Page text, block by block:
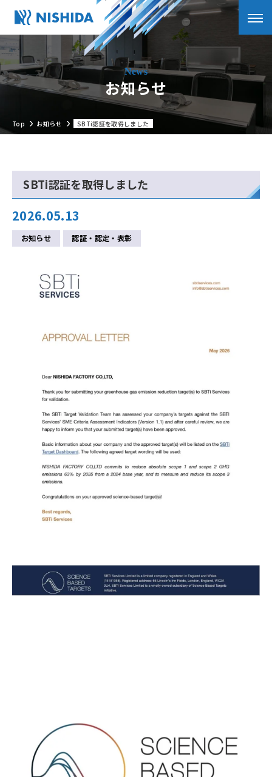
お知らせ
Top お知らせ SBTi認証を取得しました
SBTi認証を取得しました
2026.05.13
お知らせ 認証・認定・表彰